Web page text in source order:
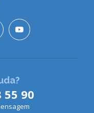
55 90